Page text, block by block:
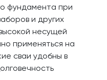
фундамента при
и других
несущей
применяться на
сваи удобны в